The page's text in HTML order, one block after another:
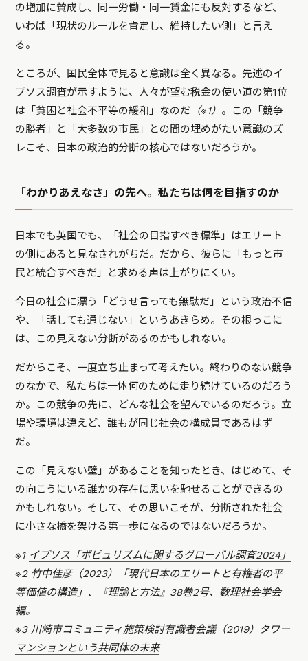
の増加に賛成し、同一労働・同一賃金にも反対するなど、
いわば「現状のルールを肯定し、維持したい側」と言え
る。
ところが、国民全体で見ると意識は全く異なる。先述のイ
プソス調査が示すように、人々が望む税金の使い道の第1位
は「貧困と社会不平等の緩和」なのだ （※1） 。この「競争
の勝者」と「大多数の市民」との間の埋めがたい意識のズ
レこそ、日本の政治的分断の核心ではないだろうか。
「わかりあえなさ」の先へ。私たちは何を目指すのか
日本でも英国でも、「社会の目指すべき標準」はエリート
の側にあると見なされがちだ。だから、彼らに「もっと市
民と統合すべきだ」と求める声は上がりにくい。
今日の社会に漂う「どうせ言っても無駄だ」という政治不信
や、「話しても通じない」というあきらめ。その根っこに
は、この見えない分断があるのかもしれない。
だからこそ、一度立ち止まって考えたい。終わりのない競争
のなかで、私たちは一体何のために走り続けているのだろう
か。この競争の先に、どんな社会を望んでいるのだろう。立
場や環境は違えど、誰もが同じ社会の構成員であるはず
だ。
この「見えない壁」があることを知ったとき、はじめて、そ
の向こうにいる誰かの存在に思いを馳せることができるの
かもしれない。そして、その思いこそが、分断された社会
に小さな橋を架ける第一歩になるのではないだろうか。
※1 イプソス「ポピュリズムに関するグローバル調査2024」
※2 竹中佳彦（2023）「現代日本のエリートと有権者の平
等価値の構造」、『理論と方法』38巻2号、数理社会学会
編。
※3 川崎市コミュニティ施策検討有識者会議（2019）タワー
マンションという共同体の未来